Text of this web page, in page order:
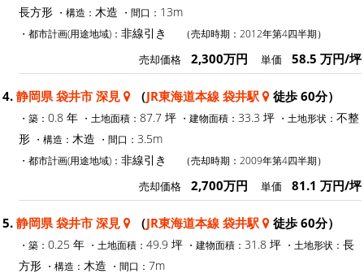
長方形 ・構造： 木造 ・間口： 13m
・都市計画(用途地域)： 非線引き （売却時期：2012年第4四半期）
売却価格 2,300万円 単価 58.5 万円/坪
4. 静岡県 袋井市 深見 （JR東海道本線 袋井駅 徒歩 60分）
・築： 0.8 年 ・土地面積： 87.7 坪 ・建物面積： 33.3 坪 ・土地形状： 不整
形 ・構造： 木造 ・間口： 3.5m
・都市計画(用途地域)： 非線引き （売却時期：2009年第4四半期）
売却価格 2,700万円 単価 81.1 万円/坪
5. 静岡県 袋井市 深見 （JR東海道本線 袋井駅 徒歩 60分）
・築： 0.25 年 ・土地面積： 49.9 坪 ・建物面積： 31.8 坪 ・土地形状： 長
方形 ・構造： 木造 ・間口： 7m